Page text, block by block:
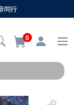
同行
0